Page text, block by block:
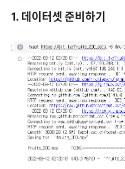
1. 데이터셋 준비하기